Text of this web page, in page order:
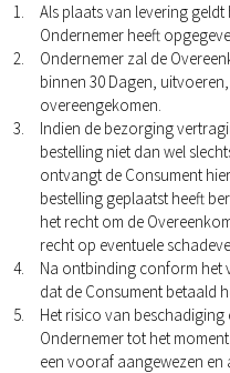
Als plaats van levering
Ondernemer heeft
Ondernemer zal de
binnen 30 Dagen,
overeengekomen.
Indien de bezorging
bestelling niet dan wel
ontvangt de Consument
bestelling geplaatst heeft
het recht om de
recht op eventuele
Na ontbinding conform het
dat de Consument betaald
Het risico van
Ondernemer tot het
een vooraf aangewezen en